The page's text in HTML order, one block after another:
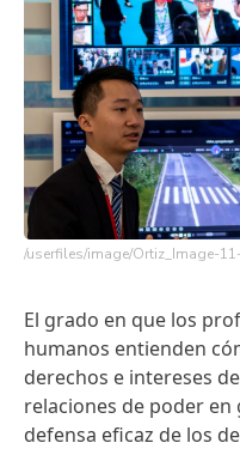
/userfiles/image/Ortiz_Image-
El grado en que los
humanos entienden
derechos e intereses
relaciones de poder en
defensa eficaz de los